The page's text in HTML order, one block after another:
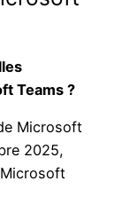
Teams ?
Microsoft
2025,